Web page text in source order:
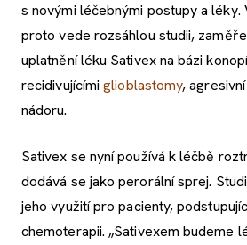
s novými léčebnými postupy a léky.
proto vede rozsáhlou studii,
uplatnění léku Sativex na bázi
recidivujícímiglioblastomy,
nádoru.
Sativex se nyní používá k léčbě
dodává se jako perorální sprej.
jeho využití pro pacienty,
chemoterapii. „Sativexem budeme